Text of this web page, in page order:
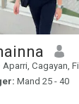
Aparri, Cagayan,
Mand 25 - 40